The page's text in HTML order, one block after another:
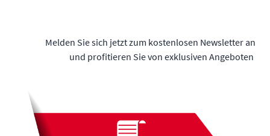
Melden Sie sich jetzt zum kostenlosen Newsletter an
und profitieren Sie von exklusiven Angeboten